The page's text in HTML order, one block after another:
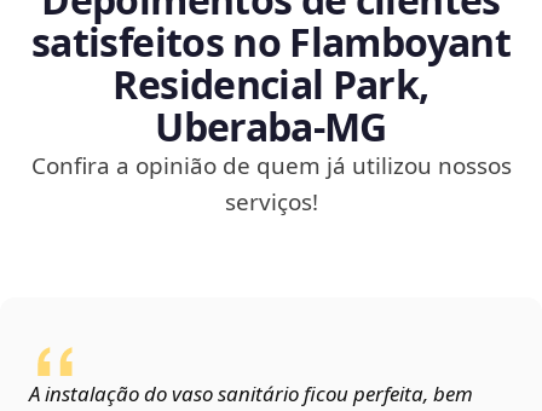
satisfeitos no Flamboyant
Residencial Park,
Uberaba‑MG
Confira a opinião de quem já utilizou nossos
serviços!
A instalação do vaso sanitário ficou perfeita, bem